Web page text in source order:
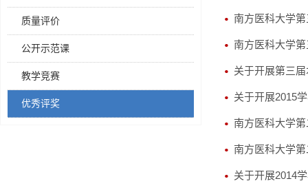
质量评价
公开示范课
教学竞赛
优秀评奖
南方医科大学
南方医科大学
关于开展第三
关于开展2015
南方医科大学
南方医科大学
关于开展2014